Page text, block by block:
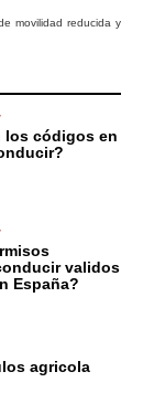
movilidad reducida y
los códigos en
validos
España?
agricola